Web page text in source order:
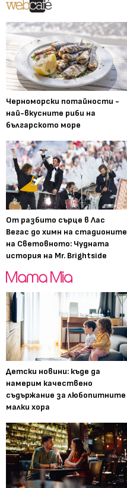
Черноморски потайности -
най-вкусните риби на
българското море
От разбито сърце в Лас
Вегас до химн на стадионите
на Световното: Чудната
история на Mr. Brightside
Детски новини: къде да
намерим качествено
съдържание за любопитните
малки хора